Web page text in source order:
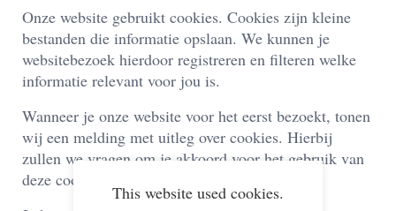
Onze website gebruikt cookies. Cookies zijn kleine
bestanden die informatie opslaan. We kunnen je
websitebezoek hierdoor registreren en filteren welke
informatie relevant voor jou is.
Wanneer je onze website voor het eerst bezoekt, tonen
wij een melding met uitleg over cookies. Hierbij
zullen we vragen om je akkoord voor het gebruik van
deze cookies.
This website used cookies.